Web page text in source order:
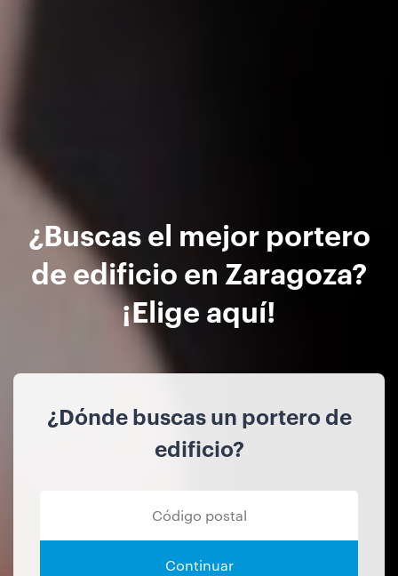
¿Buscas el mejor portero
de edificio en Zaragoza?
¡Elige aquí!
¿Dónde buscas un portero de
edificio?
Continuar